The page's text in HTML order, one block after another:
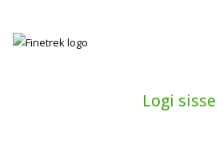
Usaldusväärne
tööstusautomaatika
Logi sisse